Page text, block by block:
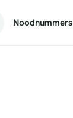
Noodnummers